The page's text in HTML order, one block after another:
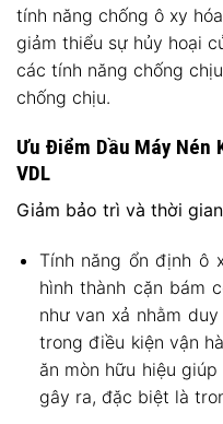
tính năng chống ô xy
giảm thiểu sự hủy hoại
các tính năng chống
chống chịu.
Ưu Điểm Dầu Máy Nén
VDL
Giảm bảo trì và thời
Tính năng ổn định ô
hình thành cặn bám
như van xả nhằm
trong điều kiện vận
ăn mòn hữu hiệu
gây ra, đặc biệt là